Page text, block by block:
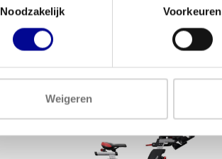
Noodzakelijk
Voorkeuren
Weigeren
LIFE FITNESS SILVER